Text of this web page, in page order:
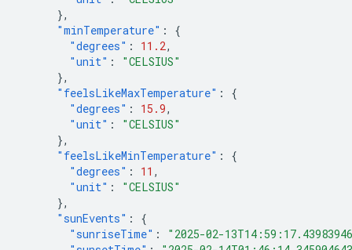
},
"minTemperature" :
{
"degrees" : 11.2,
"unit" :
"CELSIUS"
},
"feelsLikeMaxTemperature" :
{
"degrees" : 15.9,
"unit" :
"CELSIUS"
},
"feelsLikeMinTemperature" :
{
"degrees" : 11 ,
"unit" :
"CELSIUS"
},
"sunEvents" :
{
"sunriseTime" :
"2025-02-